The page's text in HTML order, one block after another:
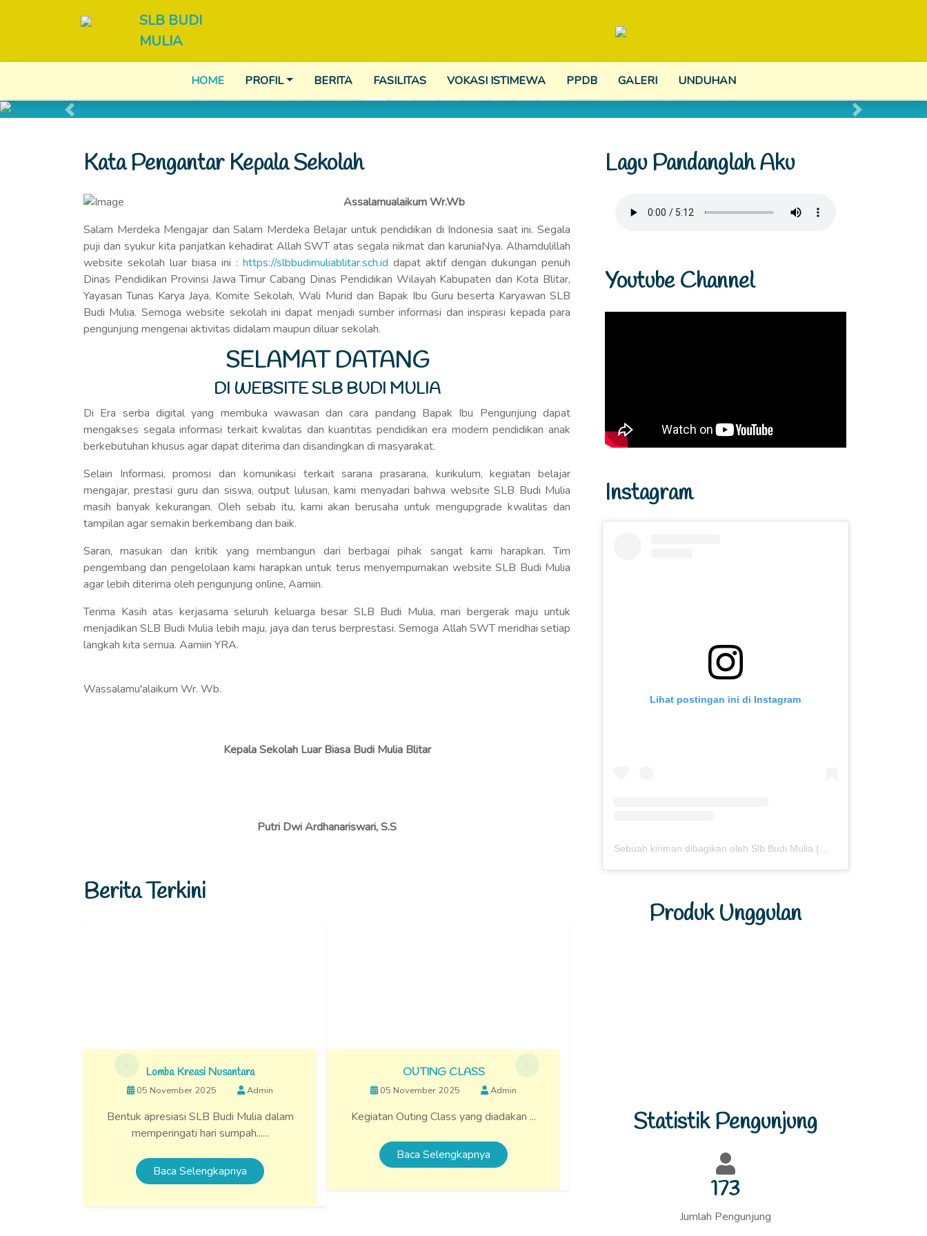
SLB BUDI
MULIA
HOME PROFIL BERITA FASILITAS VOKASI ISTIMEWA PPDB GALERI UNDUHAN
Previous Next
Kata Pengantar Kepala Sekolah
Assalamualaikum Wr.Wb
Salam Merdeka Mengajar dan Salam Merdeka Belajar untuk pendidikan di Indonesia saat ini. Segala
puji dan syukur kita panjatkan kehadirat Allah SWT atas segala nikmat dan karuniaNya. Alhamdulillah
website sekolah luar biasa ini : https://slbbudimuliablitar.sch.id dapat aktif dengan dukungan penuh
Dinas Pendidikan Provinsi Jawa Timur Cabang Dinas Pendidikan Wilayah Kabupaten dan Kota Blitar,
Yayasan Tunas Karya Jaya, Komite Sekolah, Wali Murid dan Bapak Ibu Guru beserta Karyawan SLB
Budi Mulia. Semoga website sekolah ini dapat menjadi sumber informasi dan inspirasi kepada para
pengunjung mengenai aktivitas didalam maupun diluar sekolah.
SELAMAT DATANG
DI WEBSITE SLB BUDI MULIA
Di Era serba digital yang membuka wawasan dan cara pandang Bapak Ibu Pengunjung dapat
mengakses segala informasi terkait kwalitas dan kuantitas pendidikan era modern pendidikan anak
berkebutuhan khusus agar dapat diterima dan disandingkan di masyarakat.
Selain Informasi, promosi dan komunikasi terkait sarana prasarana, kurikulum, kegiatan belajar
mengajar, prestasi guru dan siswa, output lulusan, kami menyadari bahwa website SLB Budi Mulia
masih banyak kekurangan. Oleh sebab itu, kami akan berusaha untuk mengupgrade kwalitas dan
tampilan agar semakin berkembang dan baik.
Saran, masukan dan kritik yang membangun dari berbagai pihak sangat kami harapkan. Tim
pengembang dan pengelolaan kami harapkan untuk terus menyempurnakan website SLB Budi Mulia
agar lebih diterima oleh pengunjung online, Aamiin.
Terima Kasih atas kerjasama seluruh keluarga besar SLB Budi Mulia, mari bergerak maju untuk
menjadikan SLB Budi Mulia lebih maju, jaya dan terus berprestasi. Semoga Allah SWT meridhai setiap
langkah kita semua. Aamiin YRA.
Wassalamu'alaikum Wr. Wb.
Kepala Sekolah Luar Biasa Budi Mulia Blitar
Putri Dwi Ardhanariswari, S.S
Berita Terkini
Admin
apresiasi SLB Budi Mulia dalam
memperingati hari sumpah......
05 November 2025 Admin
Kegiatan Outing Class yang diadakan ...
05 November 2025
Kegiatan Literasi di perpustakaan ...
Pembelajaran batik cakrapala yang
dikomunikasikan dengan batik......
Lagu Pandanglah Aku
Youtube Channel
Instagram
Lihat postingan ini di Instagram
Produk Unggulan
Statistik Pengunjung
180
Jumlah Pengunjung